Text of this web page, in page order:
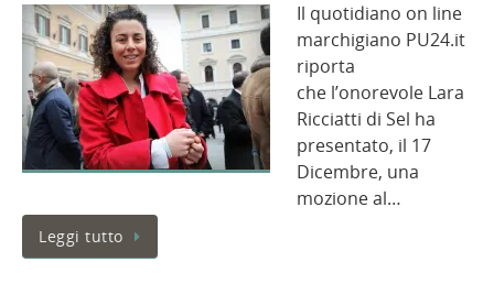
Il quotidiano on line
marchigiano PU24.it
riporta
che l’onorevole Lara
Ricciatti di Sel ha
presentato, il 17
Dicembre, una
mozione al…
Leggi tutto